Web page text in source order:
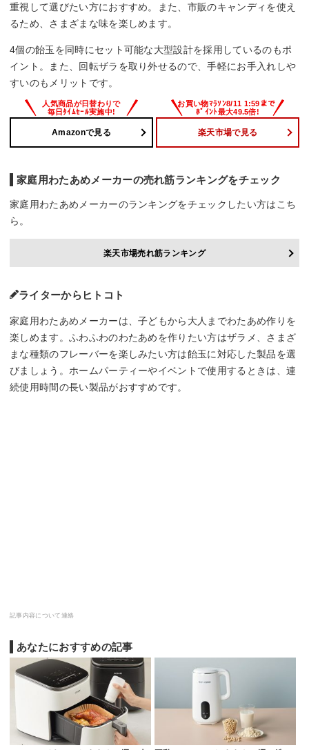
重視して選びたい方におすすめ。また、市販のキャンディを使え
るため、さまざまな味を楽しめます。
4個の飴玉を同時にセット可能な大型設計を採用しているのもポ
イント。また、回転ザラを取り外せるので、手軽にお手入れしや
すいのもメリットです。
Amazonで見る 楽天市場で見る
家庭用わたあめメーカーの売れ筋ランキングをチェック
家庭用わたあめメーカーのランキングをチェックしたい方はこち
ら。
楽天市場売れ筋ランキング
ライターからヒトコト
家庭用わたあめメーカーは、子どもから大人までわたあめ作りを
楽しめます。ふわふわのわたあめを作りたい方はザラメ、さまざ
まな種類のフレーバーを楽しみたい方は飴玉に対応した製品を選
びましょう。ホームパーティーやイベントで使用するときは、連
続使用時間の長い製品がおすすめです。
記事内容について連絡
あなたにおすすめの記事